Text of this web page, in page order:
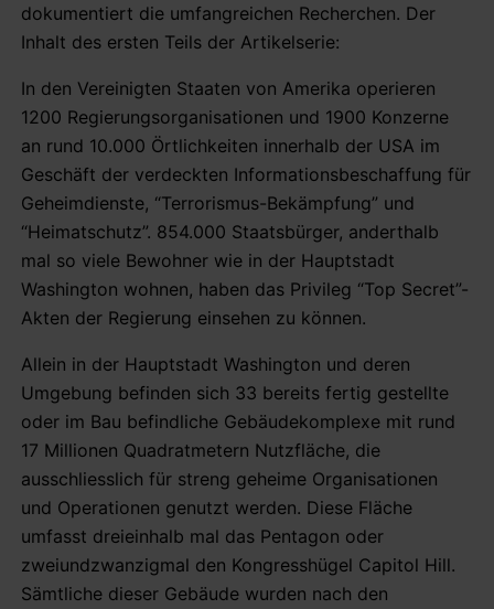
dokumentiert die umfangreichen Recherchen. Der
Inhalt des ersten Teils der Artikelserie:
In den Vereinigten Staaten von Amerika operieren
1200 Regierungsorganisationen und 1900 Konzerne
an rund 10.000 Örtlichkeiten innerhalb der USA im
Geschäft der verdeckten Informationsbeschaffung für
Geheimdienste, “Terrorismus-Bekämpfung” und
“Heimatschutz”. 854.000 Staatsbürger, anderthalb
mal so viele Bewohner wie in der Hauptstadt
Washington wohnen, haben das Privileg “Top Secret”-
Akten der Regierung einsehen zu können.
Allein in der Hauptstadt Washington und deren
Umgebung befinden sich 33 bereits fertig gestellte
oder im Bau befindliche Gebäudekomplexe mit rund
17 Millionen Quadratmetern Nutzfläche, die
ausschliesslich für streng geheime Organisationen
und Operationen genutzt werden. Diese Fläche
umfasst dreieinhalb mal das Pentagon oder
zweiundzwanzigmal den Kongresshügel Capitol Hill.
Sämtliche dieser Gebäude wurden nach den